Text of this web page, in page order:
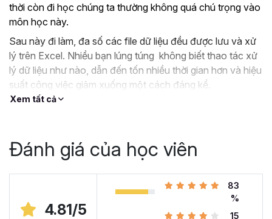
thời còn đi học chúng ta thường không quá chú trọng vào
môn học này.
Sau này đi làm, đa số các file dữ liệu đều được lưu và xử
lý trên Excel. Nhiều bạn lúng túng không biết thao tác xử
lý dữ liệu như nào, dẫn đến tốn nhiều thời gian hơn và hiệu
suất công việc giảm xuống một cách đáng kể.
?Nếu như bạn:
Hoặc trước đây chỉ học lý thuyết nên không biết
Hoặc đã có kiến thức cơ bản về Excel và đang
muốn nâng cao kỹ năng của mình lên.
Xem tất cả
Đánh giá của học viên
4.81/5
83
%
15